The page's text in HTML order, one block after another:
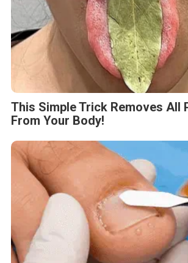
This Simple Trick Removes All
From Your Body!